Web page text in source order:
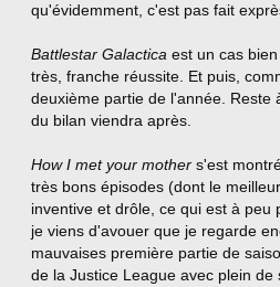
qu'évidemment, c'est pas fait
Battlestar Galactica est un cas
très, franche réussite. Et puis,
deuxième partie de l'année. Reste
du bilan viendra après.
How I met your mother s'est
très bons épisodes (dont le
inventive et drôle, ce qui est à
je viens d'avouer que je regarde
mauvaises première partie de
de la Justice League avec plein